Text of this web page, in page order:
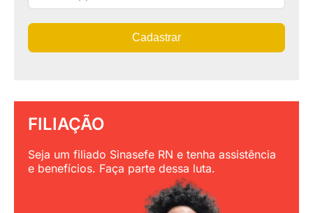
Cadastrar
FILIAÇÃO
Seja um filiado Sinasefe RN e tenha assistência
e benefícios. Faça parte dessa luta.